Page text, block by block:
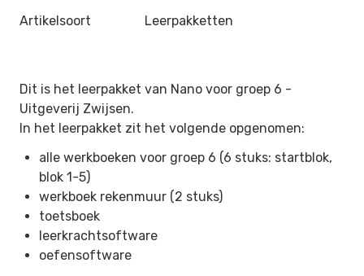
Artikelsoort
Leerpakketten
Dit is het leerpakket van Nano voor groep 6 -
Uitgeverij Zwijsen.
In het leerpakket zit het volgende opgenomen:
alle werkboeken voor groep 6 (6 stuks: startblok,
blok 1-5)
werkboek rekenmuur (2 stuks)
toetsboek
leerkrachtsoftware
oefensoftware